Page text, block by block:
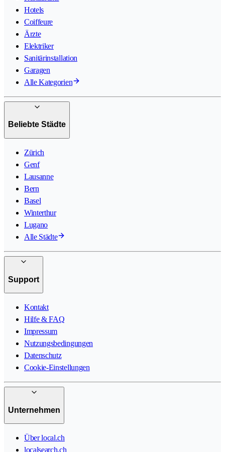
Hotels
Coiffeure
Ärzte
Elektriker
Sanitärinstallation
Garagen
Alle Kategorien
Beliebte Städte
Zürich
Genf
Lausanne
Bern
Basel
Winterthur
Lugano
Alle Städte
Support
Kontakt
Hilfe & FAQ
Impressum
Nutzungsbedingungen
Datenschutz
Cookie-Einstellungen
Unternehmen
Über local.ch
localsearch.ch